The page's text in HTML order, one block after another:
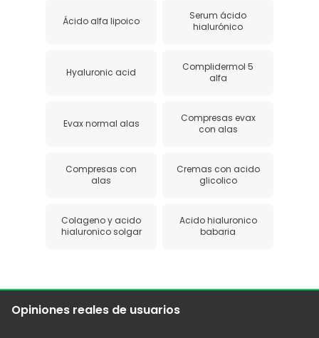
Ácido alfa lipoico
Serum ácido
hialurónico
Hyaluronic acid
Complidermol 5
alfa
Evax normal alas
Compresas evax
con alas
Compresas con
alas
Cremas con acido
glicolico
Colageno y acido
hialuronico solgar
Acido hialuronico
babaria
Opiniones reales de usuarios